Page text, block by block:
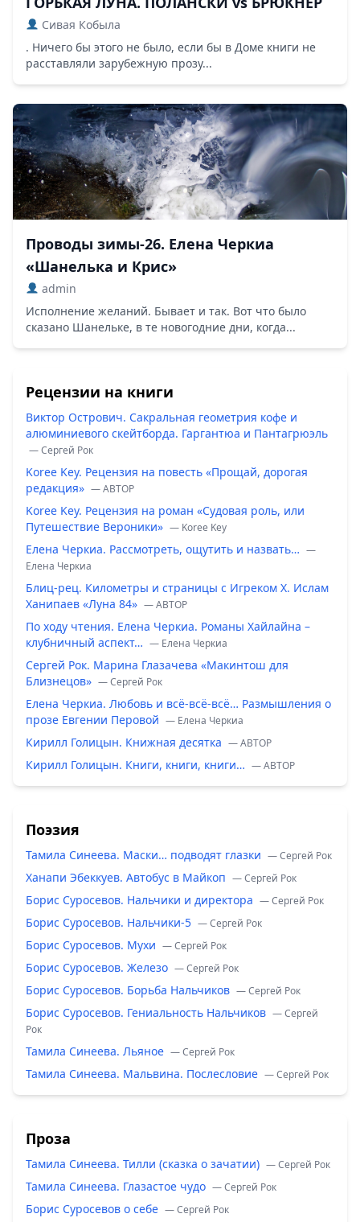
Сивая Кобыла
. Ничего бы этого не было, если бы в Доме книги не
расставляли зарубежную прозу...
Проводы зимы-26. Елена Черкиа
«Шанелька и Крис»
admin
Исполнение желаний. Бывает и так. Вот что было
сказано Шанельке, в те новогодние дни, когда...
Рецензии на книги
Виктор Острович. Сакральная геометрия кофе и
алюминиевого скейтборда. Гаргантюа и Пантагрюэль
— Сергей Рок
Koree Key. Рецензия на повесть «Прощай, дорогая
редакция» — ABTOP
Koree Key. Рецензия на роман «Судовая роль, или
Путешествие Вероники» — Koree Key
Елена Черкиа. Рассмотреть, ощутить и назвать… —
Елена Черкиа
Блиц-рец. Километры и страницы с Игреком Х. Ислам
Ханипаев «Луна 84» — ABTOP
По ходу чтения. Елена Черкиа. Романы Хайлайна –
клубничный аспект… — Елена Черкиа
Сергей Рок. Марина Глазачева «Макинтош для
Близнецов» — Сергей Рок
Елена Черкиа. Любовь и всё-всё-всё… Размышления о
прозе Евгении Перовой — Елена Черкиа
Кирилл Голицын. Книжная десятка — ABTOP
Кирилл Голицын. Книги, книги, книги… — ABTOP
Поэзия
Тамила Синеева. Маски… подводят глазки — Сергей Рок
Ханапи Эбеккуев. Автобус в Майкоп — Сергей Рок
Борис Суросевов. Нальчики и директора — Сергей Рок
Борис Суросевов. Нальчики-5 — Сергей Рок
Борис Суросевов. Мухи — Сергей Рок
Борис Суросевов. Железо — Сергей Рок
Борис Суросевов. Борьба Нальчиков — Сергей Рок
Борис Суросевов. Гениальность Нальчиков — Сергей
Рок
Тамила Синеева. Льяное — Сергей Рок
Тамила Синеева. Мальвина. Послесловие — Сергей Рок
Проза
Тамила Синеева. Тилли (сказка о зачатии) — Сергей Рок
Тамила Синеева. Глазастое чудо — Сергей Рок
Борис Суросевов о себе — Сергей Рок